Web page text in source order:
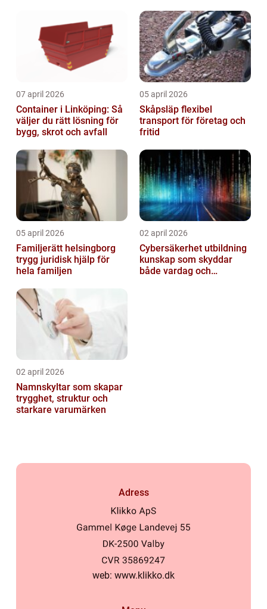
07 april 2026
Container i Linköping: Så
väljer du rätt lösning för
bygg, skrot och avfall
05 april 2026
Skåpsläp flexibel
transport för företag och
fritid
05 april 2026
Familjerätt helsingborg
trygg juridisk hjälp för
hela familjen
02 april 2026
Cybersäkerhet utbildning
kunskap som skyddar
både vardag och
02 april 2026
Namnskyltar som skapar
trygghet, struktur och
starkare varumärken
Adress
web: www.klikko.dk